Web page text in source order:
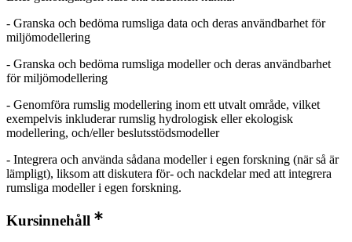
- Granska och bedöma rumsliga data och deras användbarhet för
miljömodellering
- Granska och bedöma rumsliga modeller och deras användbarhet
för miljömodellering
- Genomföra rumslig modellering inom ett utvalt område, vilket
exempelvis inkluderar rumslig hydrologisk eller ekologisk
modellering, och/eller beslutsstödsmodeller
- Integrera och använda sådana modeller i egen forskning (när så är
lämpligt), liksom att diskutera för- och nackdelar med att integrera
rumsliga modeller i egen forskning.
Kursinnehåll